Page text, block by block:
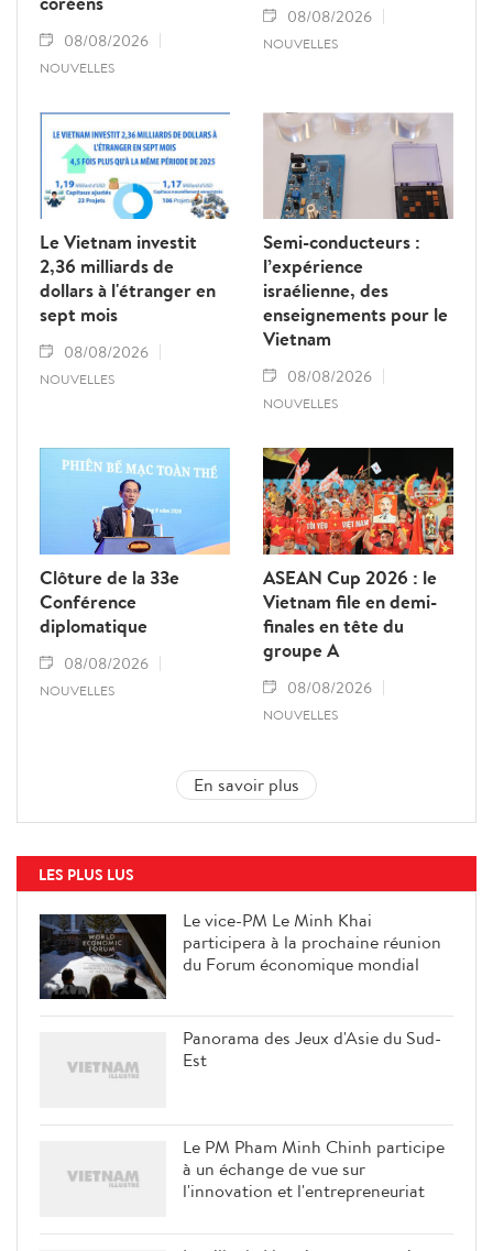
08/08/2026
NOUVELLES
08/08/2026
NOUVELLES
Le Vietnam investit
2,36 milliards de
dollars à l'étranger en
sept mois
08/08/2026
NOUVELLES
Semi-conducteurs :
l’expérience
israélienne, des
enseignements pour le
Vietnam
08/08/2026
NOUVELLES
Clôture de la 33e
Conférence
diplomatique
08/08/2026
NOUVELLES
ASEAN Cup 2026 : le
Vietnam file en demi-
finales en tête du
groupe A
08/08/2026
NOUVELLES
En savoir plus
LES PLUS LUS
Le vice-PM Le Minh Khai
participera à la prochaine réunion
du Forum économique mondial
Panorama des Jeux d'Asie du Sud-
Est
Le PM Pham Minh Chinh participe
à un échange de vue sur
l'innovation et l'entrepreneuriat